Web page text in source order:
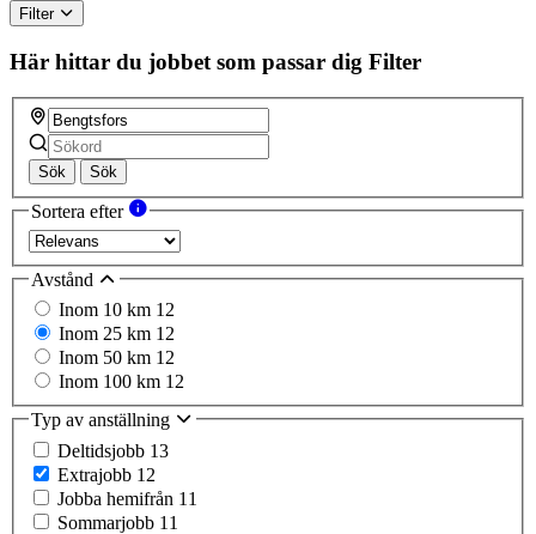
Filter
Här hittar du jobbet som passar dig Filter
Sök Sök
Sortera efter
Avstånd
Inom 10 km 12
Inom 25 km 12
Inom 50 km 12
Inom 100 km 12
Typ av anställning
Deltidsjobb 13
Extrajobb 12
Jobba hemifrån 11
Sommarjobb 11